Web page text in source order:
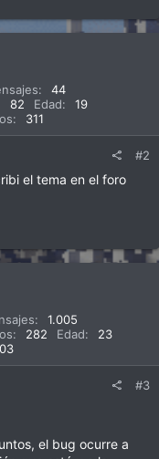
44
82 Edad
19
311
#2
el tema en el foro
1.005
282 Edad
23
#3
el bug ocurre a